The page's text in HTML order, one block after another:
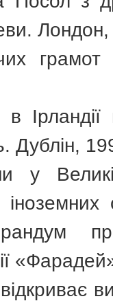
грамот
Ірландії
Дублін,
у